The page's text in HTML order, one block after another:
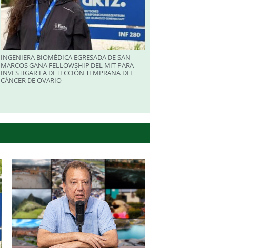
INGENIERA BIOMÉDICA EGRESADA DE SAN
MARCOS GANA FELLOWSHIP DEL MIT PARA
INVESTIGAR LA DETECCIÓN TEMPRANA DEL
CÁNCER DE OVARIO